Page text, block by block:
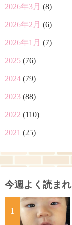
2026年3月 (8)
2026年2月 (6)
2026年1月 (7)
2025 (76)
2024 (79)
2023 (88)
2022 (110)
2021 (25)
今週よく読ま
1